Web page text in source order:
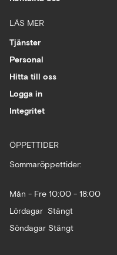
LÄS MER
Tjänster
Personal
Hitta till oss
Logga in
Integritet
ÖPPETTIDER
Sommaröppettider:
Mån - Fre 10:00 - 18:00
Lördagar Stängt
Söndagar Stängt